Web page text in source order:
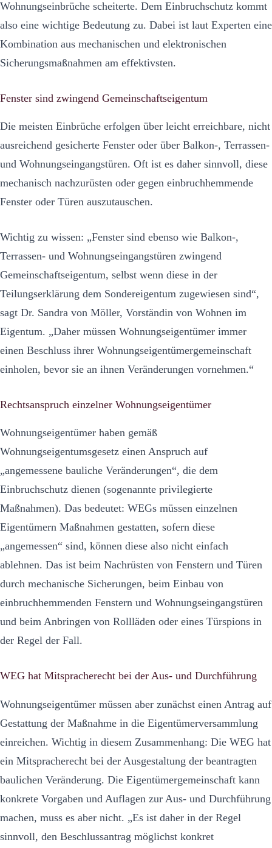
Wohnungseinbrüche scheiterte. Dem Einbruchschutz kommt
also eine wichtige Bedeutung zu. Dabei ist laut Experten eine
Kombination aus mechanischen und elektronischen
Sicherungsmaßnahmen am effektivsten.
Fenster sind zwingend Gemeinschaftseigentum
Die meisten Einbrüche erfolgen über leicht erreichbare, nicht
ausreichend gesicherte Fenster oder über Balkon-, Terrassen-
und Wohnungseingangstüren. Oft ist es daher sinnvoll, diese
mechanisch nachzurüsten oder gegen einbruchhemmende
Fenster oder Türen auszutauschen.
Wichtig zu wissen: „Fenster sind ebenso wie Balkon-,
Terrassen- und Wohnungseingangstüren zwingend
Gemeinschaftseigentum, selbst wenn diese in der
Teilungserklärung dem Sondereigentum zugewiesen sind“,
sagt Dr. Sandra von Möller, Vorständin von Wohnen im
Eigentum. „Daher müssen Wohnungseigentümer immer
einen Beschluss ihrer Wohnungseigentümergemeinschaft
einholen, bevor sie an ihnen Veränderungen vornehmen.“
Rechtsanspruch einzelner Wohnungseigentümer
Wohnungseigentümer haben gemäß
Wohnungseigentumsgesetz einen Anspruch auf
„angemessene bauliche Veränderungen“, die dem
Einbruchschutz dienen (sogenannte privilegierte
Maßnahmen). Das bedeutet: WEGs müssen einzelnen
Eigentümern Maßnahmen gestatten, sofern diese
„angemessen“ sind, können diese also nicht einfach
ablehnen. Das ist beim Nachrüsten von Fenstern und Türen
durch mechanische Sicherungen, beim Einbau von
einbruchhemmenden Fenstern und Wohnungseingangstüren
und beim Anbringen von Rollläden oder eines Türspions in
der Regel der Fall.
WEG hat Mitspracherecht bei der Aus- und Durchführung
Wohnungseigentümer müssen aber zunächst einen Antrag auf
Gestattung der Maßnahme in die Eigentümerversammlung
einreichen. Wichtig in diesem Zusammenhang: Die WEG hat
ein Mitspracherecht bei der Ausgestaltung der beantragten
baulichen Veränderung. Die Eigentümergemeinschaft kann
konkrete Vorgaben und Auflagen zur Aus- und Durchführung
machen, muss es aber nicht. „Es ist daher in der Regel
sinnvoll, den Beschlussantrag möglichst konkret